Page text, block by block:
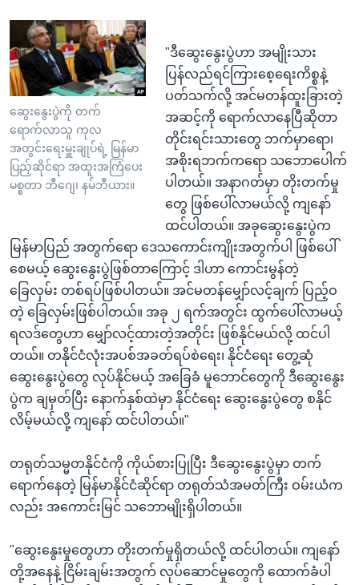
ဆွေးနွေးပွဲကို တက်
ရောက်လာသူ ကုလ
အတွင်းရေးမှူးချုပ်ရဲ့ မြန်မာ
ပြည်ှဆိုင်ရာ အထူးအကြံပေး
မစ္စတာ ဘီဂျေ၊ နမ်ဘီယား။
"ဒီဆွေးနွေးပွဲဟာ အမျိုးသား
ပြန်လည်ရင်ကြားစေ့ရေးကိစ္စနဲ့
ပတ်သက်လို့ အင်မတန်ထူးခြားတဲ့
အဆင့်ကို ရောက်လာနေပြီဆိုတာ
တိုင်းရင်းသားတွေ ဘက်မှာရော၊
အစိုးရဘက်ကရော သဘောပေါက်
ပါတယ်။ အနာဂတ်မှာ တိုးတက်မှု
တွေ ဖြစ်ပေါ်လာမယ်လို့ ကျနော်
ထင်ပါတယ်။ အခုဆွေးနွေးပွဲက
မြန်မာပြည် အတွက်ရော ဒေသကောင်းကျိုးအတွက်ပါ ဖြစ်ပေါ်
စေမယ့် ဆွေးနွေးပွဲဖြစ်တာကြောင့် ဒါဟာ ကောင်းမွန်တဲ့
ခြေလှမ်း တစ်ရပ်ဖြစ်ပါတယ်။ အင်မတန်မျှော်လင့်ချက် ပြည့်ဝ
တဲ့ ခြေလှမ်းဖြစ်ပါတယ်။ အခု ၂ ရက်အတွင်း ထွက်ပေါ်လာမယ့်
ရလဒ်တွေဟာ မျှော်လင့်ထားတဲ့အတိုင်း ဖြစ်နိုင်မယ်လို့ ထင်ပါ
တယ်။ တနိုင်ငံလုံးအပစ်အခတ်ရပ်စဲရေး၊ နိုင်ငံရေး တွေ့ဆုံ
ဆွေးနွေးပွဲတွေ လုပ်နိုင်မယ့် အခြေခံ မူဘောင်တွေကို ဒီဆွေးနွေး
ပွဲက ချမှတ်ပြီး နောက်နှစ်ထဲမှာ နိုင်ငံရေး ဆွေးနွေးပွဲတွေ စနိုင်
လိမ့်မယ်လို့ ကျနော် ထင်ပါတယ်။"
တရုတ်သမ္မတနိုင်ငံကို ကိုယ်စားပြုပြီး ဒီဆွေးနွေးပွဲမှာ တက်
ရောက်နေတဲ့ မြန်မာနိုင်ငံဆိုင်ရာ တရုတ်သံအမတ်ကြီး ဝမ်းယံက
လည်း အကောင်းမြင် သဘောမျိုးရှိပါတယ်။
"ဆွေးနွေးမှုတွေဟာ တိုးတက်မှုရှိတယ်လို့ ထင်ပါတယ်။ ကျနော်
တို့အနေနဲ့ ငြိမ်းချမ်းအတွက် လုပ်ဆောင်မှုတွေကို ထောက်ခံပါ